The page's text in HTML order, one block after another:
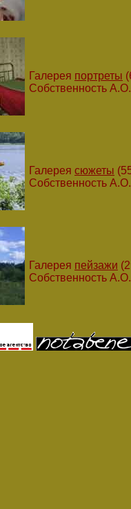
Галерея портреты
Собственность
Галерея сюжеты
Собственность
Галерея пейзажи
Собственность